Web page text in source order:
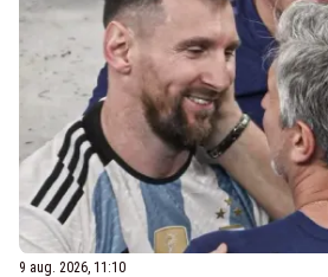
9 aug. 2026, 11:10